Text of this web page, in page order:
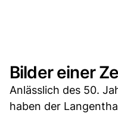
Bilder einer
Anlässlich des 50.
haben der